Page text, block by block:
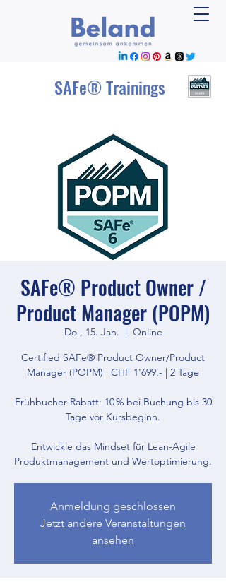
SAFe® Trainings
SAFe® Product Owner /
Product Manager (POPM)
Do., 15. Jan.
  |
Online
Certified SAFe® Product Owner/Product
Manager (POPM) | CHF 1'699.- | 2 Tage
Frühbucher-Rabatt: 10 % bei Buchung bis 30
Tage vor Kursbeginn.
Entwickle das Mindset für Lean-Agile
Produktmanagement und Wertoptimierung.
Anmeldung geschlossen
Jetzt andere Veranstaltungen
ansehen